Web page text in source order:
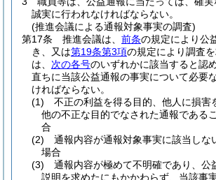
誠実に行われなければならない。
(推進会議による通報対象事実の調査)
第17条
推進会議は、 前条の規定により公
き、又は第19条第3項の規定により調査
は、 次の各号のいずれかに該当すると認
直ちに当該公益通報の事実について必要
ければならない。
(1)
不正の利益を得る目的、他人に損害
他の不正な目的でなされた通報である
合
(2)
通報内容が通報対象事実に該当しな
場合
(3)
通報内容が極めて不明確であり、公
説明を求めたにもかかわらず、当該事